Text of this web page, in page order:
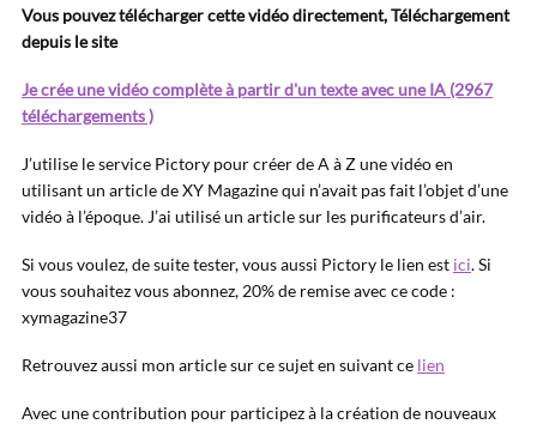
Vous pouvez télécharger cette vidéo directement, Téléchargement
depuis le site
Je crée une vidéo complète à partir d'un texte avec une IA (2967
téléchargements )
J’utilise le service Pictory pour créer de A à Z une vidéo en
utilisant un article de XY Magazine qui n’avait pas fait l’objet d’une
vidéo à l’époque. J’ai utilisé un article sur les purificateurs d’air.
Si vous voulez, de suite tester, vous aussi Pictory le lien est ici. Si
vous souhaitez vous abonnez, 20% de remise avec ce code :
xymagazine37
Retrouvez aussi mon article sur ce sujet en suivant ce lien
Avec une contribution pour participez à la création de nouveaux